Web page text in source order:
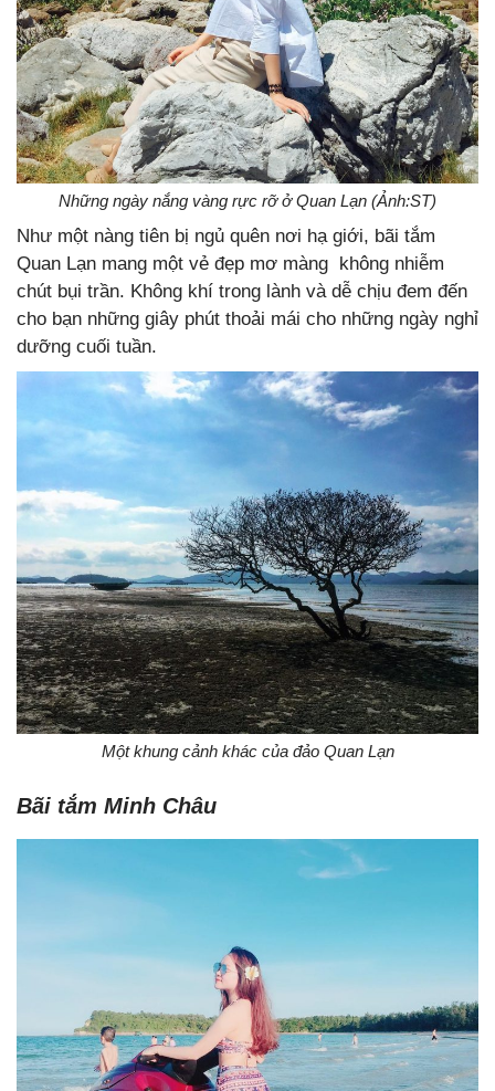
Những ngày nắng vàng rực rỡ ở Quan Lạn (Ảnh:ST)
Như một nàng tiên bị ngủ quên nơi hạ giới, bãi tắm
Quan Lạn mang một vẻ đẹp mơ màng không nhiễm
chút bụi trần. Không khí trong lành và dễ chịu đem đến
cho bạn những giây phút thoải mái cho những ngày nghỉ
dưỡng cuối tuần.
Một khung cảnh khác của đảo Quan Lạn
Bãi tắm Minh Châu